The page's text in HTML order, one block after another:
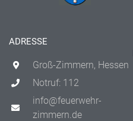
ADRESSE
Groß-Zimmern, Hessen
Notruf: 112
info@feuerwehr-
zimmern.de